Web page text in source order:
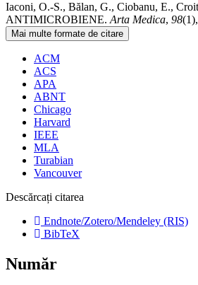
Iaconi, O.-S., Bălan, G., Ciobanu, E.,
ANTIMICROBIENE. Arta Medica, 98
Mai multe formate de citare
ACM
ACS
APA
ABNT
Chicago
Harvard
IEEE
MLA
Turabian
Vancouver
Descărcați citarea
Endnote/Zotero/Mendeley (RIS)
BibTeX
Număr